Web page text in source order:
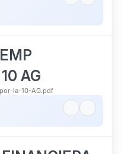
AG
la-10-AG.pdf